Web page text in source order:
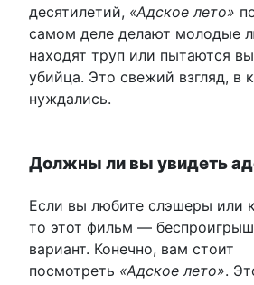
десятилетий, «Адское лето»
самом деле делают молодые
находят труп или пытаются
убийца. Это свежий взгляд, в
нуждались.
Должны ли вы увидеть
Если вы любите слэшеры или
то этот фильм —
вариант. Конечно, вам стоит
посмотреть «Адское лето».